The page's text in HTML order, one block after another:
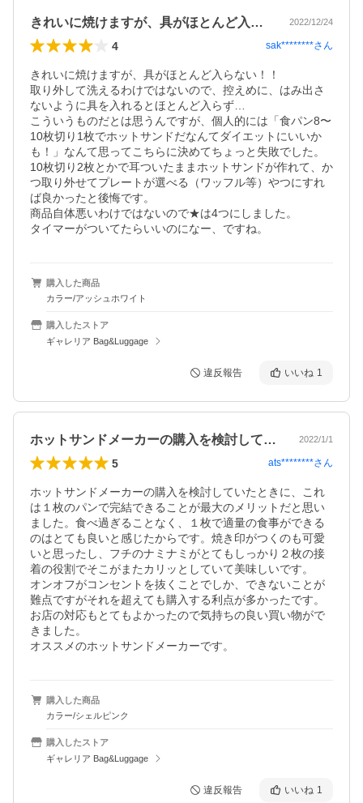
きれいに焼けますが、具がほとんど入らな… 2022/12/24
4 sak********さん
きれいに焼けますが、具がほとんど入らない！！
取り外して洗えるわけではないので、控えめに、はみ出さ
ないように具を入れるとほとんど入らず…
こういうものだとは思うんですが、個人的には「食パン8〜
10枚切り1枚でホットサンドだなんてダイエットにいいか
も！」なんて思ってこちらに決めてちょっと失敗でした。
10枚切り2枚とかで耳ついたままホットサンドが作れて、か
つ取り外せてプレートが選べる（ワッフル等）やつにすれ
ば良かったと後悔です。
商品自体悪いわけではないので★は4つにしました。
タイマーがついてたらいいのになー、ですね。
購入した商品
カラー/アッシュホワイト
購入したストア
ギャレリア Bag&Luggage
違反報告 いいね 1
ホットサンドメーカーの購入を検討してい… 2022/1/1
5 ats********さん
ホットサンドメーカーの購入を検討していたときに、これ
は１枚のパンで完結できることが最大のメリットだと思い
ました。食べ過ぎることなく、１枚で適量の食事ができる
のはとても良いと感じたからです。焼き印がつくのも可愛
いと思ったし、フチのナミナミがとてもしっかり２枚の接
着の役割でそこがまたカリッとしていて美味しいです。
オンオフがコンセントを抜くことでしか、できないことが
難点ですがそれを超えても購入する利点が多かったです。
お店の対応もとてもよかったので気持ちの良い買い物がで
きました。
オススメのホットサンドメーカーです。
購入した商品
カラー/シェルピンク
購入したストア
ギャレリア Bag&Luggage
違反報告 いいね 1